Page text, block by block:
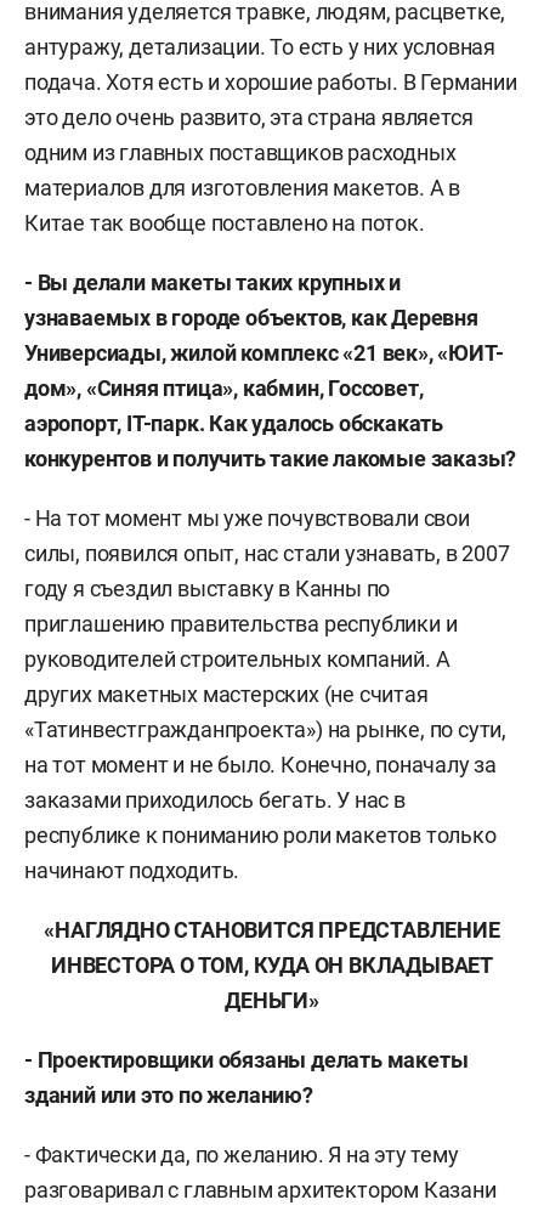
внимания уделяется травке, людям, расцветке,
антуражу, детализации. То есть у них условная
подача. Хотя есть и хорошие работы. В Германии
это дело очень развито, эта страна является
одним из главных поставщиков расходных
материалов для изготовления макетов. А в
Китае так вообще поставлено на поток.
- Вы делали макеты таких крупных и
узнаваемых в городе объектов, как Деревня
Универсиады, жилой комплекс «21 век», «ЮИТ-
дом», «Синяя птица», кабмин, Госсовет,
аэропорт, IT-парк. Как удалось обскакать
конкурентов и получить такие лакомые заказы?
- На тот момент мы уже почувствовали свои
силы, появился опыт, нас стали узнавать, в 2007
году я съездил выставку в Канны по
приглашению правительства республики и
руководителей строительных компаний. А
других макетных мастерских (не считая
«Татинвестгражданпроекта») на рынке, по сути,
на тот момент и не было. Конечно, поначалу за
заказами приходилось бегать. У нас в
республике к пониманию роли макетов только
начинают подходить.
«НАГЛЯДНО СТАНОВИТСЯ ПРЕДСТАВЛЕНИЕ
ИНВЕСТОРА О ТОМ, КУДА ОН ВКЛАДЫВАЕТ
ДЕНЬГИ»
- Проектировщики обязаны делать макеты
зданий или это по желанию?
- Фактически да, по желанию. Я на эту тему
разговаривал с главным архитектором Казани